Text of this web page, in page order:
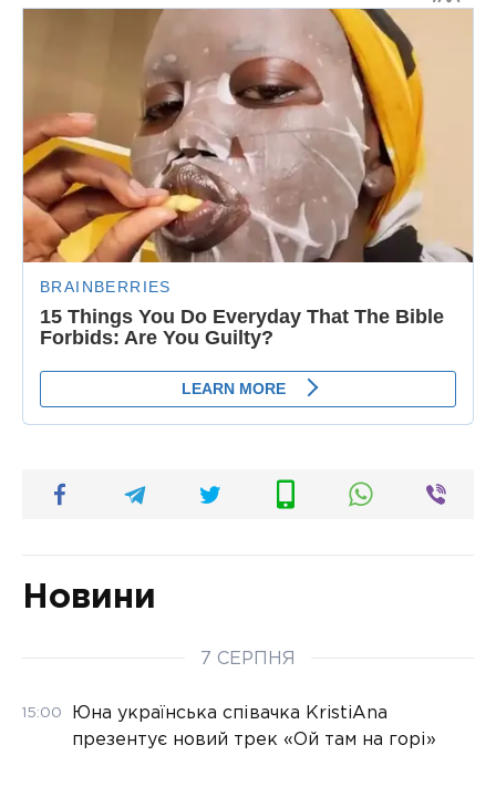
Новини
7 СЕРПНЯ
15:00
Юна українська співачка KristiAna
презентує новий трек «Ой там на горі»